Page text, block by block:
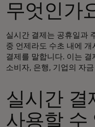
무엇인가
실시간 결제는 공휴일과
중 언제라도 수초 내에
결제를 말합니다. 이는
소비자, 은행, 기업의 자
실시간 결
사용할 수